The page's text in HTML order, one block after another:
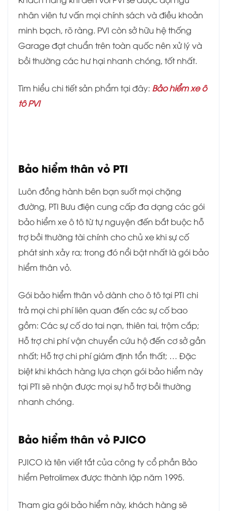
nhân viên tư vấn mọi chính sách và điều khoản
minh bạch, rõ ràng. PVI còn sở hữu hệ thống
Garage đạt chuẩn trên toàn quốc nên xử lý và
bồi thường các hư hại nhanh chóng, tốt nhất.
Tìm hiểu chi tiết sản phẩm tại đây: Bảo hiểm xe ô
tô PVI
Bảo hiểm thân vỏ PTI
Luôn đồng hành bên bạn suốt mọi chặng
đường, PTI Bưu điện cung cấp đa dạng các gói
bảo hiểm xe ô tô từ tự nguyện đến bắt buộc hỗ
trợ bồi thường tài chính cho chủ xe khi sự cố
phát sinh xảy ra; trong đó nổi bật nhất là gói bảo
hiểm thân vỏ.
Gói bảo hiểm thân vỏ dành cho ô tô tại PTI chi
trả mọi chi phí liên quan đến các sự cố bao
gồm: Các sự cố do tai nạn, thiên tai, trộm cắp;
Hỗ trợ chi phí vận chuyển cứu hộ đến cơ sở gần
nhất; Hỗ trợ chi phí giám định tổn thất; … Đặc
biệt khi khách hàng lựa chọn gói bảo hiểm này
tại PTI sẽ nhận được mọi sự hỗ trợ bồi thường
nhanh chóng.
Bảo hiểm thân vỏ PJICO
PJICO là tên viết tắt của công ty cổ phần Bảo
hiểm Petrolimex được thành lập năm 1995.
Tham gia gói bảo hiểm này, khách hàng sẽ